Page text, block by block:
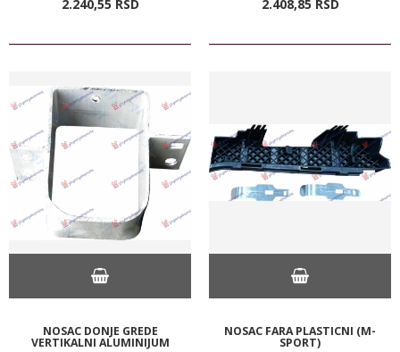
2.240,55 RSD 2.408,85 RSD
NOSAC DONJE GREDE
VERTIKALNI ALUMINIJUM
NOSAC FARA PLASTICNI (M-
SPORT)